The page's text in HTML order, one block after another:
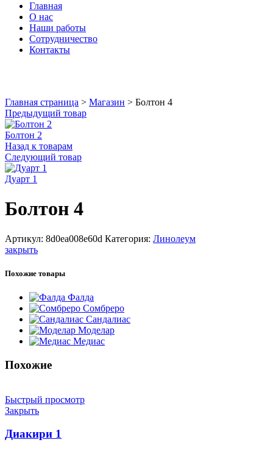
Главная
О нас
Наши работы
Сотрудничество
Контакты
Главная страница > Магазин > Болтон 4
Предыдущий товар
Болтон 2
Назад к товарам
Следующий товар
Дуарт 1
Болтон 4
Артикул: 8d0ea008e60d Категория: Линолеум
закрыть
Похожие товары
Фалда
Сомбреро
Сандалиас
Моделар
Медиас
Похожие
Быстрый просмотр
Закрыть
Диакири 1